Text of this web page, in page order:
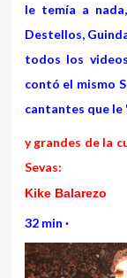
le temía a
Destellos,
todos los
contó el mismo
cantantes que le
y grandes de la
Sevas:
Kike Balarezo
32 min ·